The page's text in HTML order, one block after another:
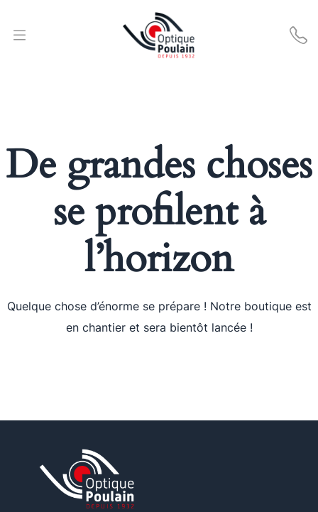
De grandes choses
se profilent à
l’horizon
Quelque chose d’énorme se prépare ! Notre boutique est
en chantier et sera bientôt lancée !